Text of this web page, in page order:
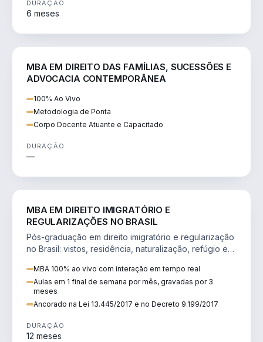
DURAÇÃO
6 meses
MBA EM DIREITO DAS FAMÍLIAS, SUCESSÕES E
ADVOCACIA CONTEMPORÂNEA
100% Ao Vivo
Metodologia de Ponta
Corpo Docente Atuante e Capacitado
DURAÇÃO
—
MBA EM DIREITO IMIGRATÓRIO E
REGULARIZAÇÕES NO BRASIL
Pós-graduação em direito imigratório e regularização
no Brasil: vistos, residência, naturalização, refúgio e
MBA 100% ao vivo com interação em tempo real
Aulas em 1 final de semana por mês, gravadas por 3
meses
Ancorado na Lei 13.445/2017 e no Decreto 9.199/2017
DURAÇÃO
12 meses